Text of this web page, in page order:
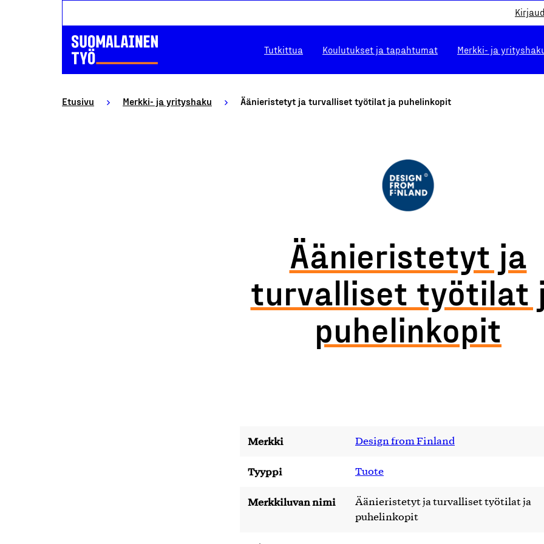
Tutkittua Koulutukset ja tapahtumat Merkki- ja
Etusivu Merkki- ja yrityshaku Äänieristetyt ja turvalliset työtilat ja puhelinkopit
Äänieristetyt ja
turvalliset työtilat
puhelinkopit
Merkki Design from Finland
Tyyppi Tuote
Merkkiluvan nimi
Äänieristetyt ja turvalliset työtilat ja
puhelinkopit